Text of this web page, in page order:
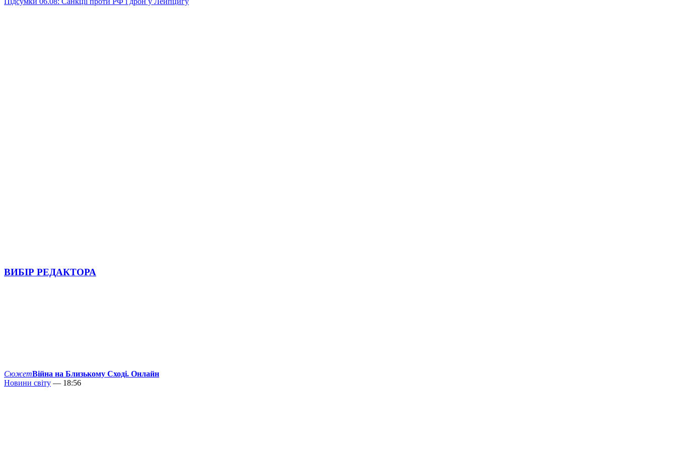
ВИБІР РЕДАКТОРА
СюжетВійна на Близькому Сході. Онлайн
Новини світу — 18:56